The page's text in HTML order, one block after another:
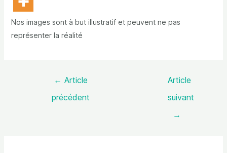
Nos images sont à but illustratif et peuvent ne pas
représenter la réalité
← Article
précédent
Article
suivant
→